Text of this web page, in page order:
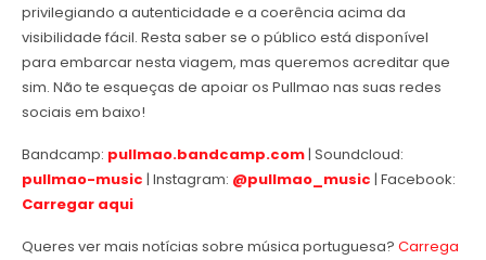
privilegiando a autenticidade e a coerência acima da
visibilidade fácil. Resta saber se o público está disponível
para embarcar nesta viagem, mas queremos acreditar que
sim. Não te esqueças de apoiar os Pullmao nas suas redes
sociais em baixo!
Bandcamp: pullmao.bandcamp.com| Soundcloud:
pullmao-music | Instagram: @pullmao_music | Facebook:
Carregar aqui
Queres ver mais notícias sobre música portuguesa? Carrega